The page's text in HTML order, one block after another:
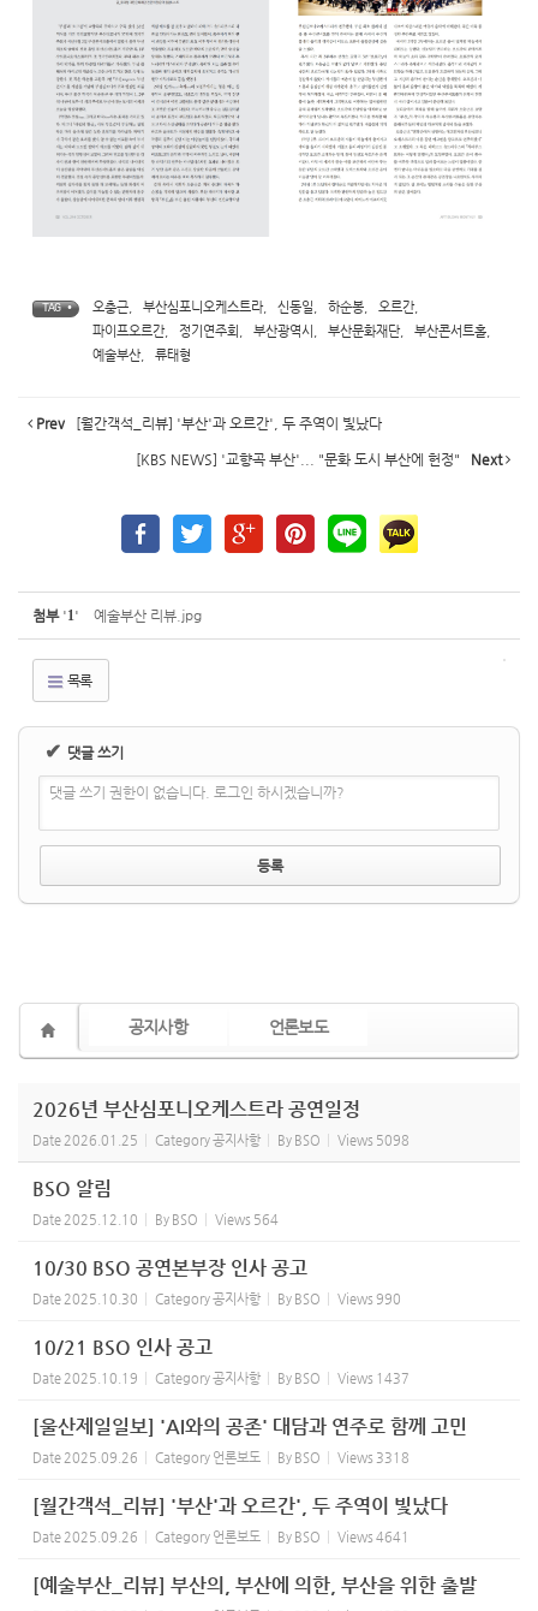
TAG • 오충근 부산심포니오케스트라, 신동일 하순봉 오르간,
파이프오르간, 정기연주회 부산광역시 부산문화재단, 부산콘서트홀
예술부산, 류태형
Prev [월간객석_리뷰] '부산'과 오르간', 두 주역이 빛났다
[KBS NEWS] '교향곡 부산'... "문화 도시 부산에 헌정" Next
첨부 '1' 예술부산 리뷰.jpg
목록
✔ 댓글 쓰기
댓글 쓰기 권한이 없습니다. 로그인 하시겠습니까?
공지사항 언론보도
2026년 부산심포니오케스트라 공연일정
Date 2026.01.25 Category공지사항 By BSO Views 5098
BSO 알림
Date 2025.12.10 By BSO Views 564
10/30 BSO 공연본부장 인사 공고
Date 2025.10.30 Category공지사항 By BSO Views 990
10/21 BSO 인사 공고
Date 2025.10.19 Category공지사항 By BSO Views 1437
[울산제일일보] 'AI와의 공존' 대담과 연주로 함께 고민
Date 2025.09.26 Category 언론보도 By BSO Views 3318
[월간객석_리뷰] '부산'과 오르간', 두 주역이 빛났다
Date 2025.09.26 Category 언론보도 By BSO Views 4641
[예술부산_리뷰] 부산의, 부산에 의한, 부산을 위한 출발